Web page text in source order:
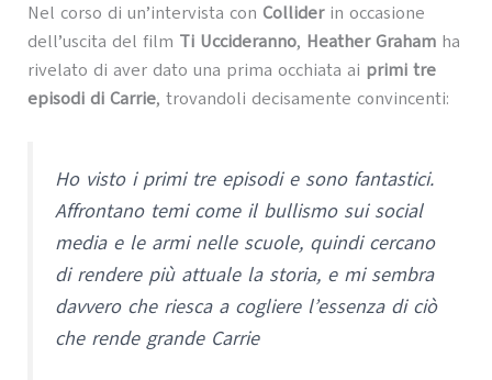
Nel corso di un’intervista con Colliderin occasione
dell’uscita del film Ti Uccideranno, Heather Grahamha
rivelato di aver dato una prima occhiata ai primi tre
episodi di Carrie, trovandoli decisamente convincenti:
Ho visto i primi tre episodi e sono fantastici.
Affrontano temi come il bullismo sui social
media e le armi nelle scuole, quindi cercano
di rendere più attuale la storia, e mi sembra
davvero che riesca a cogliere l’essenza di ciò
che rende grande Carrie